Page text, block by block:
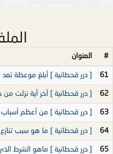
# العنوان
61 [ درر قحطانية ] أبلغ موعظة تعد
62 [ درر قحطانية ] آخر آية نزلت من
63 [ درر قحطانية ] من أعظم أسباب
64 [ درر قحطانية ] ما هو سبب
65 [ درر قحطانية ] ماهو الشرط